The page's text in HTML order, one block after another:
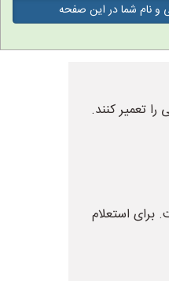
و نام شما در این صفحه
تعمیر کنند.
برای استعلام